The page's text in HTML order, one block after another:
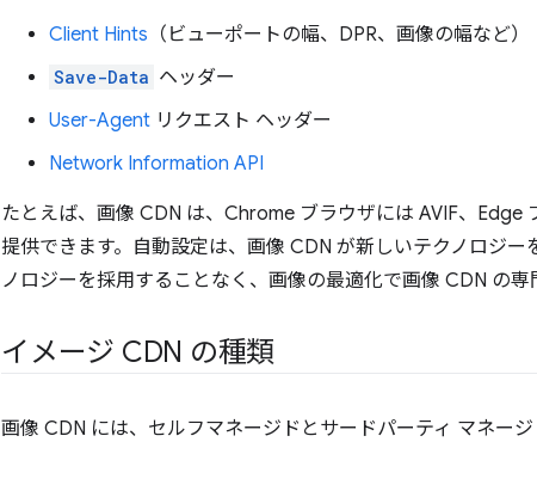
Client Hints （ビューポートの幅、DPR、画像の幅など）
Save-Data ヘッダー
User-Agent リクエスト ヘッダー
Network Information API
たとえば、画像 CDN は、Chrome ブラウザには AVIF、Edge
提供できます。自動設定は、画像 CDN が新しいテクノロジ
ノロジーを採用することなく、画像の最適化で画像 CDN の専
イメージ CDN の種類
画像 CDN には、セルフマネージドとサードパーティ マネー